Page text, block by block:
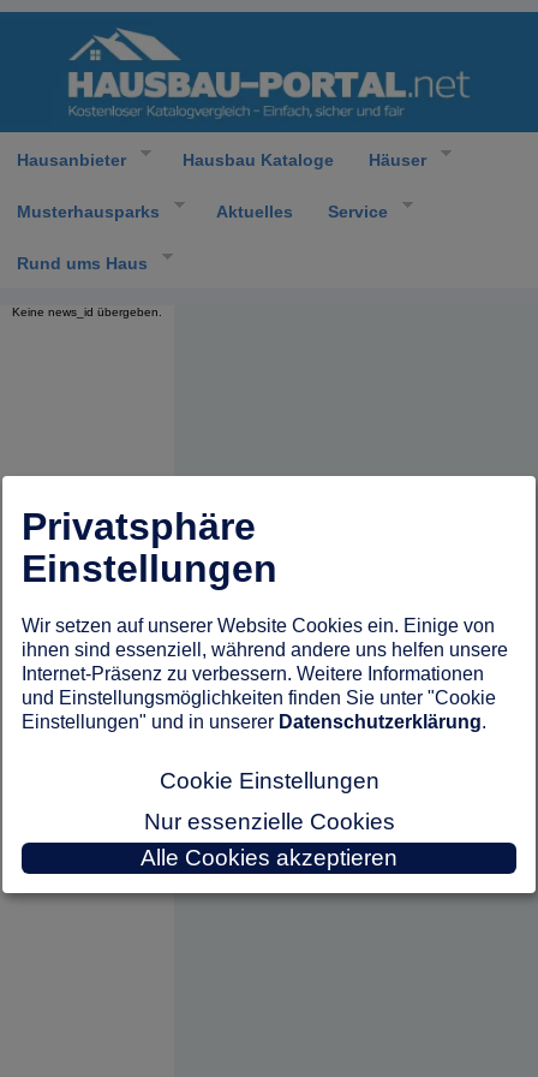
Hausanbieter Hausbau Kataloge Häuser
Musterhausparks Aktuelles Service
Rund ums Haus
Keine news_id übergeben.
Privatsphäre
Einstellungen
Wir setzen auf unserer Website Cookies ein. Einige von
ihnen sind essenziell, während andere uns helfen unsere
Internet-Präsenz zu verbessern. Weitere Informationen
und Einstellungsmöglichkeiten finden Sie unter "Cookie
Einstellungen" und in unserer Datenschutzerklärung.
Cookie Einstellungen
Nur essenzielle Cookies
Alle Cookies akzeptieren